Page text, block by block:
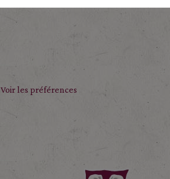
Voir les préférences